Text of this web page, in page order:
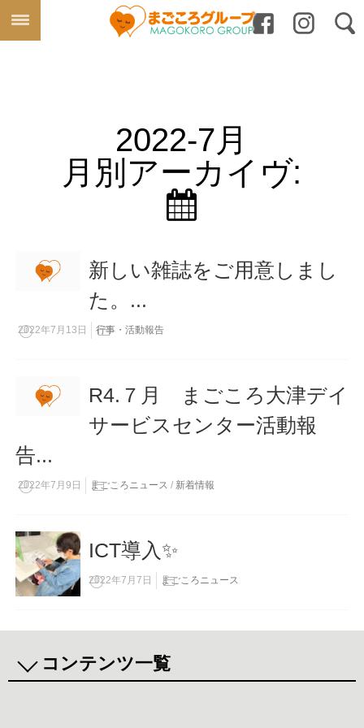
月別アーカイヴ:
2022-7月
新しい雑誌をご用意しまし
た。...
2022年7月13日 行事・活動報告
R4.７月 まごころ大津デイ
サービスセンター活動報
告...
2022年7月9日 まごころニュース / 新着情報
ICT導入✨
2022年7月7日 まごころニュース
コンテンツ一覧